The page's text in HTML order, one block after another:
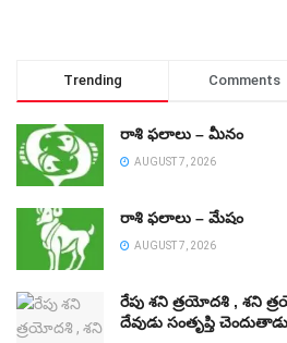
Trending Comments
రాశి ఫలాలు – మీనం
AUGUST 7, 2026
రాశి ఫలాలు – మేషం
AUGUST 7, 2026
రేపు శని త్రయోదశి , శని
దేవుడు సంతృప్తి